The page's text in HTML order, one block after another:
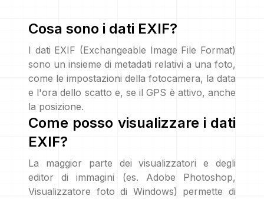
Cosa sono i dati EXIF?
I dati EXIF (Exchangeable Image File Format)
sono un insieme di metadati relativi a una foto,
come le impostazioni della fotocamera, la data
e l'ora dello scatto e, se il GPS è attivo, anche
la posizione.
Come posso visualizzare i dati
EXIF?
La maggior parte dei visualizzatori e degli
editor di immagini (es. Adobe Photoshop,
Visualizzatore foto di Windows) permette di